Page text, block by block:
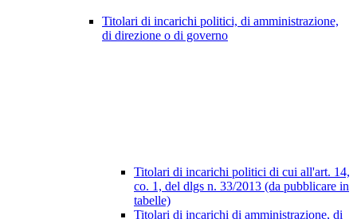
Titolari di incarichi politici, di amministrazione,
di direzione o di governo
Titolari di incarichi politici di cui all'art. 14,
co. 1, del dlgs n. 33/2013 (da pubblicare in
tabelle)
Titolari di incarichi di amministrazione, di